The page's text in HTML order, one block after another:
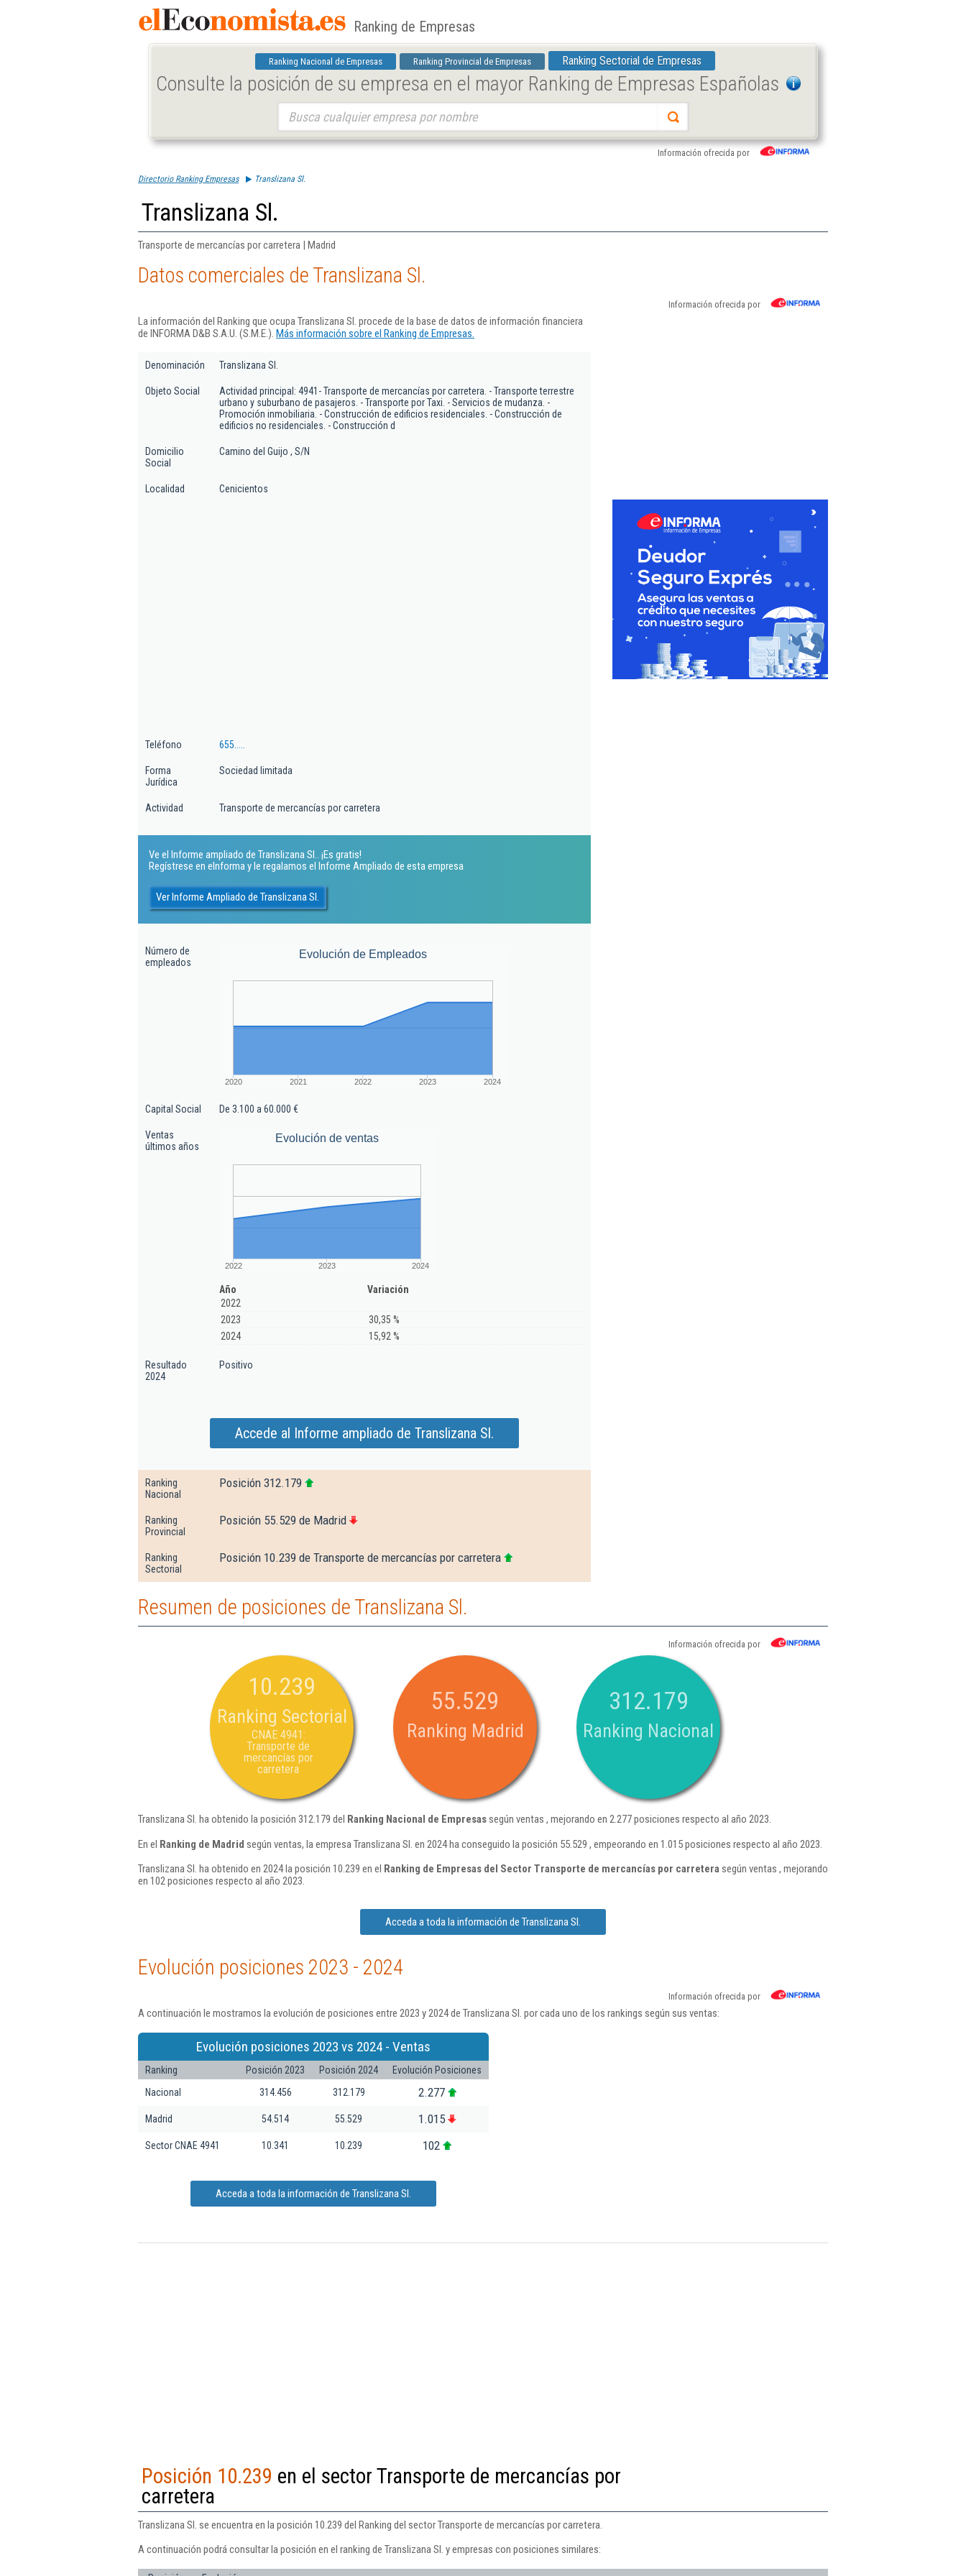
Ranking de Empresas
Ranking Nacional de Empresas Ranking Provincial de Empresas Ranking Sectorial de Empresas
Consulte la posición de su empresa en el mayor Ranking de Empresas Españolas
Información ofrecida por
Directorio Ranking Empresas Translizana Sl.
Translizana Sl.
Transporte de mercancías por carretera | Madrid
Datos comerciales de Translizana Sl.
Información ofrecida por
La información del Ranking que ocupa Translizana Sl. procede de la base de datos de información financiera
de INFORMA D&B S.A.U. (S.M.E.). Más información sobre el Ranking de Empresas.
Denominación Translizana Sl.
Objeto Social
Actividad principal: 4941- Transporte de mercancías por carretera. - Transporte terrestre
urbano y suburbano de pasajeros. - Transporte por Taxi. - Servicios de mudanza. -
Promoción inmobiliaria. - Construcción de edificios residenciales. - Construcción de
edificios no residenciales. - Construcción d
Domicilio
Social
Camino del Guijo , S/N
Localidad Cenicientos
Teléfono 655.....
Forma
Jurídica
Sociedad limitada
Actividad Transporte de mercancías por carretera
Ve el Informe ampliado de Translizana Sl.. ¡Es gratis!
Regístrese en eInforma y le regalamos el Informe Ampliado de esta empresa
Ver Informe Ampliado de Translizana Sl.
Número de
empleados
Evolución de Empleados
2020 2021 2022 2023 2024
Capital Social De 3.100 a 60.000 €
Ventas
últimos años
Evolución de ventas
2022 2023 2024
Año
Variación
2022
2023
30,35 %
2024
15,92 %
Resultado
2024
Positivo
Accede al Informe ampliado de Translizana Sl.
Ranking
Nacional
Posición 312.179
Ranking
Provincial
Posición 55.529 de Madrid
Ranking
Sectorial
Posición 10.239 de Transporte de mercancías por carretera
Resumen de posiciones de Translizana Sl.
Información ofrecida por
10.239
Ranking Sectorial
CNAE 4941:
Transporte de
mercancías por
carretera
55.529
Ranking Madrid
312.179
Ranking Nacional
Translizana Sl. ha obtenido la posición 312.179 del Ranking Nacional de Empresassegún ventas , mejorando en 2.277 posiciones respecto al año 2023.
En el Ranking de Madrid según ventas, la empresa Translizana Sl. en 2024 ha conseguido la posición 55.529 , empeorando en 1.015 posiciones respecto al año 2023.
Translizana Sl. ha obtenido en 2024 la posición 10.239 en el Ranking de Empresas del Sector Transporte de mercancías por carreterasegún ventas , mejorando
en 102 posiciones respecto al año 2023.
Acceda a toda la información de Translizana Sl.
Evolución posiciones 2023 - 2024
Información ofrecida por
A continuación le mostramos la evolución de posiciones entre 2023 y 2024 de Translizana Sl. por cada uno de los rankings según sus ventas:
Evolución posiciones 2023 vs 2024 - Ventas
Ranking Posición 2023 Posición 2024
Evolución Posiciones
Nacional
314.456 312.179 2.277
Madrid 54.514 55.529 1.015
Sector CNAE 4941 10.341 10.239 102
Acceda a toda la información de Translizana Sl.
Posición 10.239 en el sector Transporte de mercancías por
carretera
Translizana Sl. se encuentra en la posición 10.239 del Ranking del sector Transporte de mercancías por carretera.
A continuación podrá consultar la posición en el ranking de Translizana Sl. y empresas con posiciones similares: